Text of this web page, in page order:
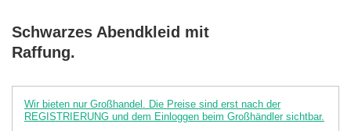
Schwarzes Abendkleid mit
Raffung.
Wir bieten nur Großhandel. Die Preise sind erst nach der
REGISTRIERUNG und dem Einloggen beim Großhändler sichtbar.